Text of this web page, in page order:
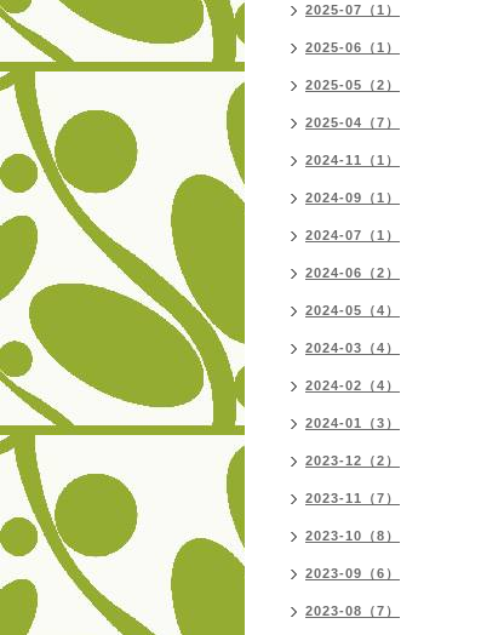
2025-07（1）
2025-06（1）
2025-05（2）
2025-04（7）
2024-11（1）
2024-09（1）
2024-07（1）
2024-06（2）
2024-05（4）
2024-03（4）
2024-02（4）
2024-01（3）
2023-12（2）
2023-11（7）
2023-10（8）
2023-09（6）
2023-08（7）